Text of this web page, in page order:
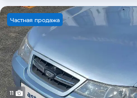
Частная продажа
11